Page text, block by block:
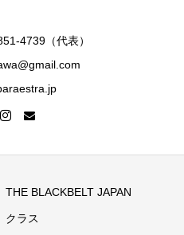
4739（代表）
THE BLACKBELT JAPAN
クラス